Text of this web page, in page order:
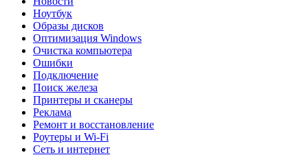
Ноутбук
Образы дисков
Оптимизация Windows
Очистка компьютера
Ошибки
Подключение
Поиск железа
Принтеры и сканеры
Реклама
Ремонт и восстановление
Роутеры и Wi-Fi
Сеть и интернет